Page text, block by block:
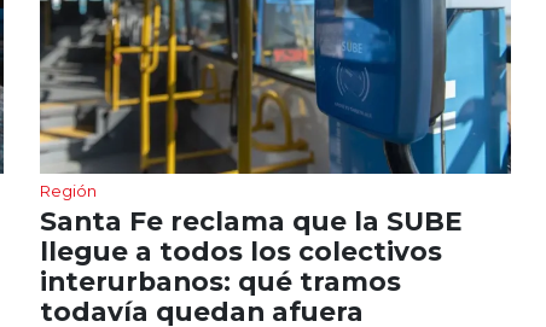
Región
Santa Fe reclama que la SUBE
llegue a todos los colectivos
interurbanos: qué tramos
todavía quedan afuera